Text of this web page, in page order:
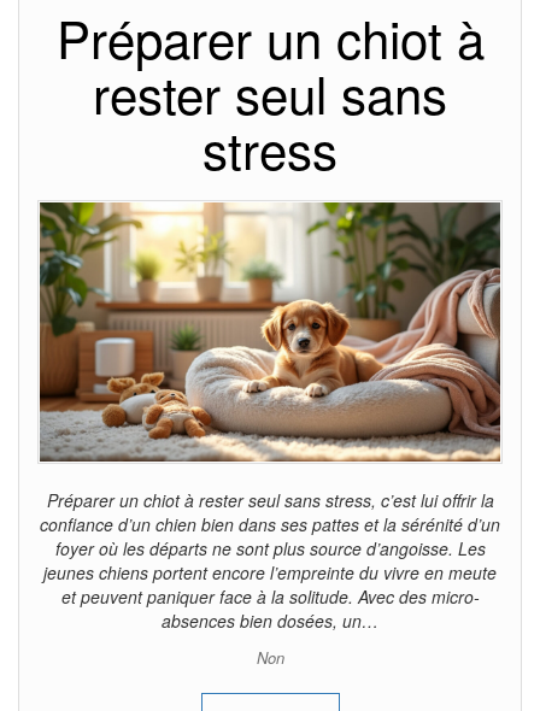
Préparer un chiot à
rester seul sans
stress
Préparer un chiot à rester seul sans stress, c’est lui offrir la
confiance d’un chien bien dans ses pattes et la sérénité d’un
foyer où les départs ne sont plus source d’angoisse. Les
jeunes chiens portent encore l’empreinte du vivre en meute
et peuvent paniquer face à la solitude. Avec des micro-
absences bien dosées, un…
Non